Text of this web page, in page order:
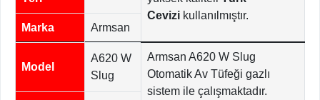
Cevizi kullanılmıştır.
Marka
Armsan
Model
A620 W
Slug
Armsan A620 W Slug
Otomatik Av Tüfeği gazlı
sistem ile çalışmaktadır.